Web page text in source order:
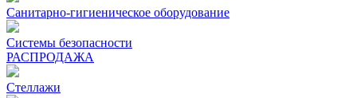
Санитарно-гигиеническое оборудование
Системы безопасности
РАСПРОДАЖА
Стеллажи